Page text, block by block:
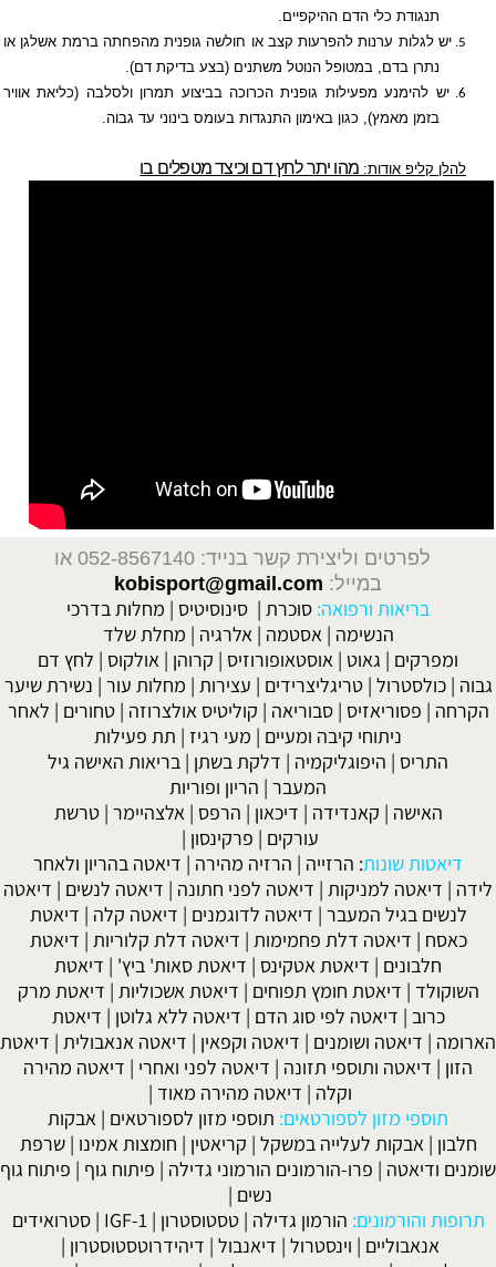
תנגודת כלי הדם ההיקפיים.
5. יש לגלות ערנות להפרעות קצב או חולשה גופנית מהפחתה ברמת אשלגן או
נתרן בדם, במטופל הנוטל משתנים (בצע בדיקת דם).
6.
יש להימנע מפעילות גופנית הכרוכה בביצוע תמרון ולסלבה (כליאת אוויר
בזמן מאמץ), כגון באימון התנגדות בעומס בינוני עד גבוה.
להלן קליפ אודות: מהו יתר לחץ דם וכיצד מטפלים בו
לפרטים וליצירת קשר בנייד: 052-8567140
או
במייל: kobisport@gmail.com
בריאות ורפואה: סוכרת | סינוסיטיס | מחלות בדרכי
הנשימה | אסטמה | אלרגיה | מחלת שלד
ומפרקים | גאוט | אוסטאופורוזיס | קרוהן | אולקוס | לחץ דם
גבוה |כולסטרול |טריגליצרידים | עצירות | מחלות עור | נשירת שיער
הקרחה | פסוריאזיס |סבוריאה | קוליטיס אולצרוזה |טחורים | לאחר
ניתוחי קיבה ומעיים | מעי רגיז | תת פעילות
התריס | היפוגליקמיה | דלקת בשתן | בריאות האישה גיל
המעבר | הריון ופוריות
האישה | קאנדידה | דיכאון | הרפס | אלצהיימר |טרשת
עורקים | פרקינסון |
דיאטות שונות: הרזייה | הרזיה מהירה | דיאטה בהריון ולאחר
לידה | דיאטה למניקות | דיאטה לפני חתונה | דיאטה לנשים | דיאטה
לנשים בגיל המעבר | דיאטה לדוגמנים | דיאטה קלה | דיאטת
כאסח | דיאטה דלת פחמימות | דיאטה דלת קלוריות | דיאטת
חלבונים | דיאטת אטקינס | דיאטת סאות' ביץ' | דיאטת
השוקולד | דיאטת חומץ תפוחים | דיאטת אשכוליות | דיאטת מרק
כרוב | דיאטה לפי סוג הדם | דיאטה ללא גלוטן | דיאטת
הארומה | דיאטה ושומנים | דיאטה וקפאין | דיאטה אנאבולית | דיאטת
הזון | דיאטה ותוספי תזונה | דיאטה לפני ואחרי | דיאטה מהירה
וקלה | דיאטה מהירה מאוד |
תוספי מזון לספורטאים: תוספי מזון לספורטאים | אבקות
חלבון | אבקות לעלייה במשקל | קריאטין | חומצות אמינו |שרפת
שומנים ודיאטה | פרו-הורמונים הורמוני גדילה | פיתוח גוף | פיתוח גוף
נשים |
תרופות והורמונים: הורמון גדילה |טסטוסטרון |
IGF-1
|סטרואידים
אנאבוליים | וינסטרול | דיאנבול | דיהידרוטסטוסטרון |